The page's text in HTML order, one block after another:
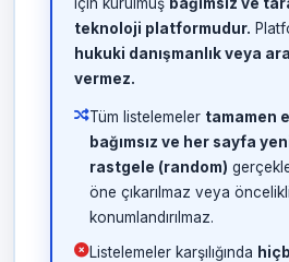
teknoloji platformudur.
hukuki danışmanlık veya
vermez.
Tüm listelemeler tamamen
bağımsız ve her sayfa
rastgele (random)
öne çıkarılmaz veya öncelikli
konumlandırılmaz.
Listelemeler karşılığında